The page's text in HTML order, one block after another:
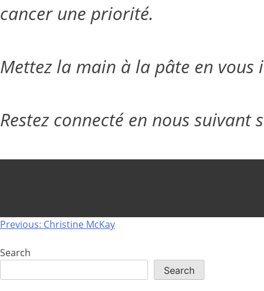
cancer une priorité.
Mettez la main à la pâte en
Restez connecté en nous suivant
Post
navigation
Previous: Christine McKay
Search
Search